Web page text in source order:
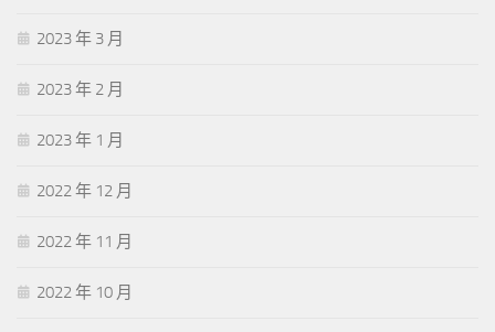
2023 年 3 月
2023 年 2 月
2023 年 1 月
2022 年 12 月
2022 年 11 月
2022 年 10 月